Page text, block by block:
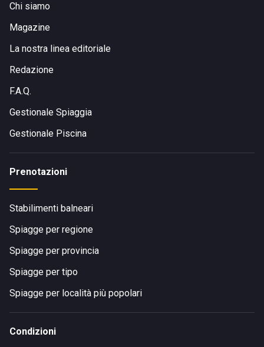
Chi siamo
Magazine
La nostra linea editoriale
Redazione
F.A.Q.
Gestionale Spiaggia
Gestionale Piscina
Prenotazioni
Stabilimenti balneari
Spiagge per regione
Spiagge per provincia
Spiagge per tipo
Spiagge per località più popolari
Condizioni